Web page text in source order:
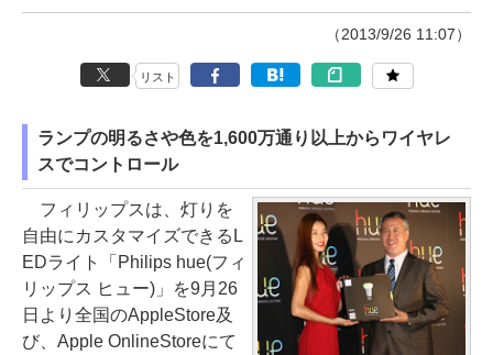
（2013/9/26 11:07）
リスト
ランプの明るさや色を1,600万通り以上からワイヤレ
スでコントロール
フィリップスは、灯りを
自由にカスタマイズできるL
EDライト「Philips hue(フィ
リップス ヒュー)」を9月26
日より全国のAppleStore及
び、Apple OnlineStoreにて